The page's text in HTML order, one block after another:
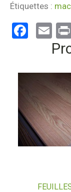
Étiquettes :